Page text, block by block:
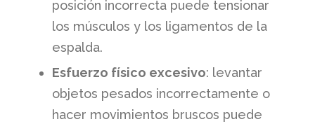
posición incorrecta puede tensionar
los músculos y los ligamentos de la
espalda.
Esfuerzo físico excesivo: levantar
objetos pesados ​​incorrectamente o
hacer movimientos bruscos puede